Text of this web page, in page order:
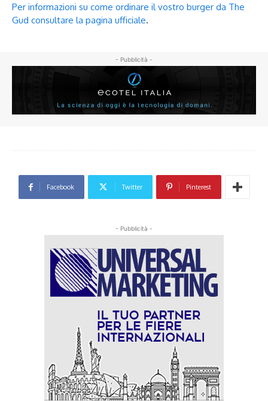
Per informazioni su come ordinare il vostro burger da The
Gud consultare la pagina ufficiale.
- Pubblicità -
Facebook Twitter Pinterest
- Pubblicità -